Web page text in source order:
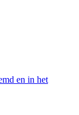
en in het